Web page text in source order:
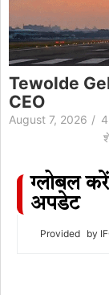
Air India
ग्लोबल
अपडेट
Provided by